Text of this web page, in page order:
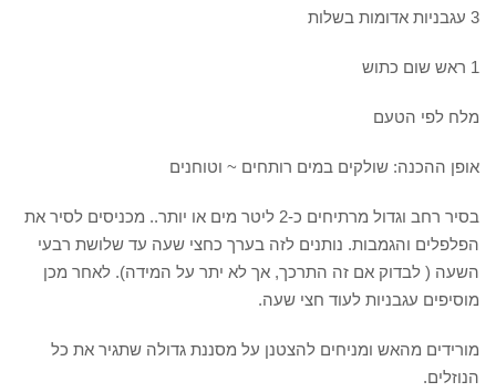
3 עגבניות אדומות בשלות
1 ראש שום כתוש
מלח לפי הטעם
אופן ההכנה: שולקים במים רותחים ~ וטוחנים
בסיר רחב וגדול מרתיחים כ-2 ליטר מים או יותר.. מכניסים לסיר את
הפלפלים והגמבות. נותנים לזה בערך כחצי שעה עד שלושת רבעי
השעה ( לבדוק אם זה התרכך, אך לא יתר על המידה). לאחר מכן
מוסיפים עגבניות לעוד חצי שעה.
מורידים מהאש ומניחים להצטנן על מסננת גדולה שתגיר את כל
הנוזלים.